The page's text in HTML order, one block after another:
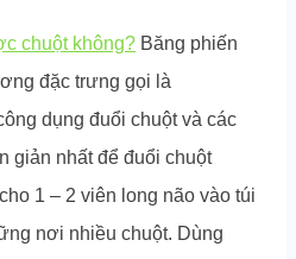
chuột không? Băng phiến
đặc trưng gọi là
dụng đuổi chuột và các
giản nhất để đuổi chuột
1 – 2 viên long não vào túi
nơi nhiều chuột. Dùng